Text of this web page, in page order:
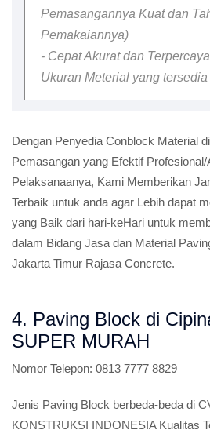
Pemasangannya Kuat dan
Pemakaiannya)
- Cepat Akurat dan
Ukuran Meterial yang
Dengan Penyedia Conblock Material
Pemasangan yang Efektif
Pelaksanaanya, Kami Memberikan
Terbaik untuk anda agar Lebih dapat
yang Baik dari hari-keHari untuk
dalam Bidang Jasa dan Material
Jakarta Timur Rajasa Concrete.
4. Paving Block di
SUPER MURAH
Nomor Telepon: 0813 7777 8829
Jenis Paving Block berbeda-beda di
KONSTRUKSI INDONESIA Kualitas